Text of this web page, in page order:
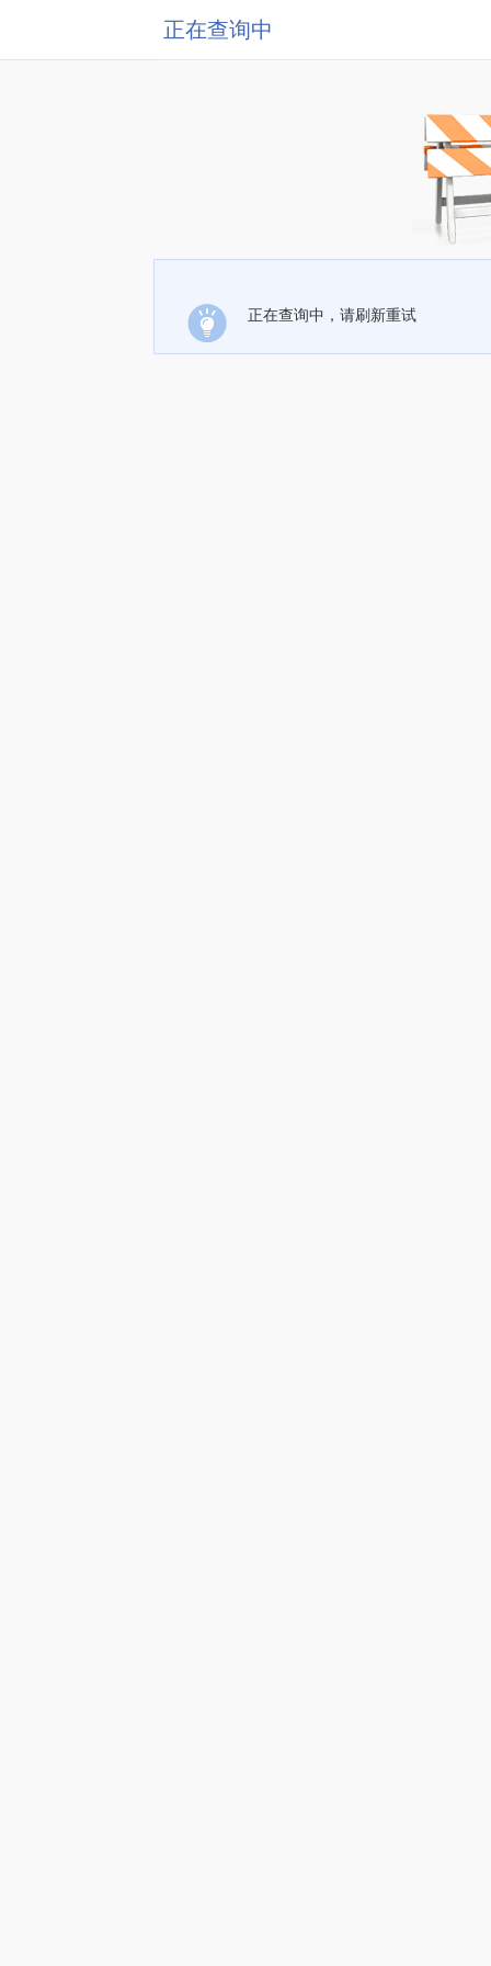
正在查询中
正在查询中，请刷新重试